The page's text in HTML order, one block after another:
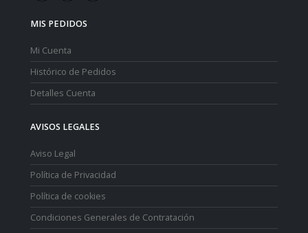
MIS PEDIDOS
Mi Cuenta
Histórico de Pedidos
Detalles Cuenta
AVISOS LEGALES
Aviso Legal
Política de Privacidad
Política de cookies
Condiciones Generales de Contratación